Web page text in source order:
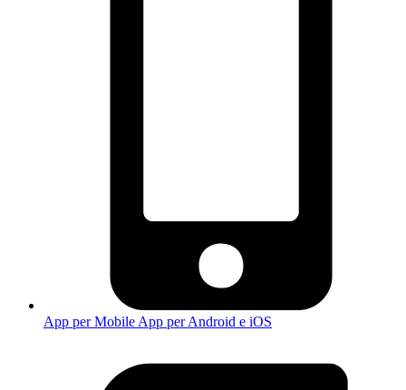
App per Mobile App per Android e iOS